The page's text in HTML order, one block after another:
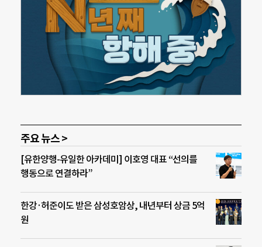
주요 뉴스 >
[유한양행-유일한 아카데미] 이호영 대표 “선의를
행동으로 연결하라”
한강·허준이도 받은 삼성호암상, 내년부터 상금 5억
원